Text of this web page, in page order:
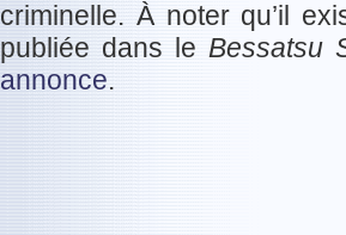
criminelle. À noter qu’il
publiée dans le Bessatsu
annonce.